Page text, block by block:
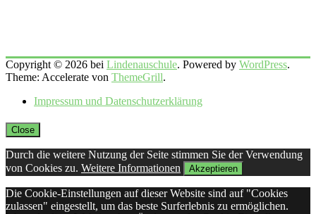
Copyright © 2026 bei Lindenauschule. Powered by WordPress.
Theme: Accelerate von ThemeGrill.
Impressum und Datenschutzerklärung
Close
Durch die weitere Nutzung der Seite stimmen Sie der Verwendung
von Cookies zu. Weitere Informationen Akzeptieren
Die Cookie-Einstellungen auf dieser Website sind auf "Cookies
zulassen" eingestellt, um das beste Surferlebnis zu ermöglichen.